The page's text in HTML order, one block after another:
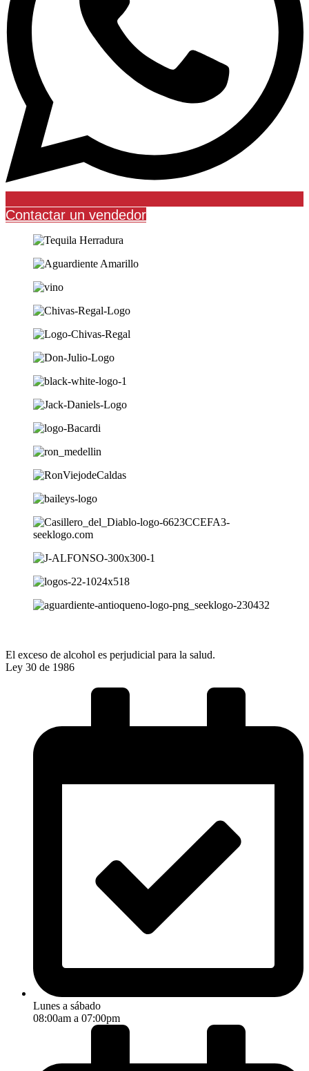
Contactar un vendedor
El exceso de alcohol es perjudicial para la salud.
Ley 30 de 1986
Lunes a sábado
08:00am a 07:00pm